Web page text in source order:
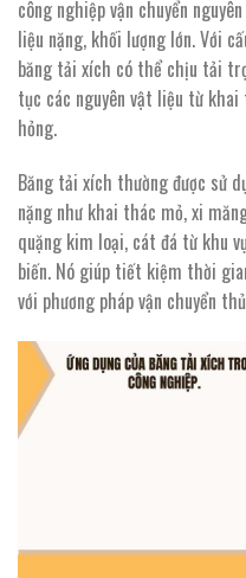
công nghiệp vận chuyển
liệu nặng, khối lượng lớn. Với
băng tải xích có thể chịu tải
tục các nguyên vật liệu từ
hỏng.
Băng tải xích thường được sử
nặng như khai thác mỏ, xi
quặng kim loại, cát đá từ khu
biến. Nó giúp tiết kiệm thời
với phương pháp vận chuyển